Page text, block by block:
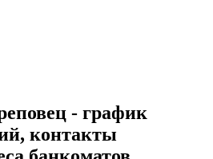
- график
контакты